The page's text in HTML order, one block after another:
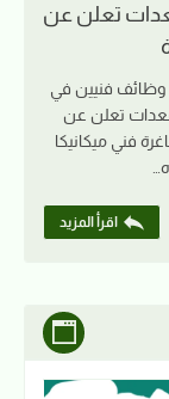
دلتا للمعدات تعلن عن
وظائف فنيين في
للمعدات تعلن عن
الشاغرة فني ميكانيكا
اقرأ المزيد